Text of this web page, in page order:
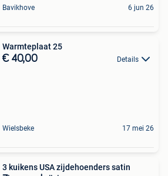
Bavikhove 6 jun 26
Warmteplaat 25
€ 40,00 Details
Wielsbeke 17 mei 26
3 kuikens USA zijdehoenders satin